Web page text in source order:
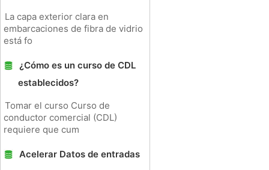
La capa exterior clara en
embarcaciones de fibra de vidrio
está fo
¿Cómo es un curso de CDL
establecidos?
Tomar el curso Curso de
conductor comercial (CDL)
requiere que cum
Acelerar Datos de entradas